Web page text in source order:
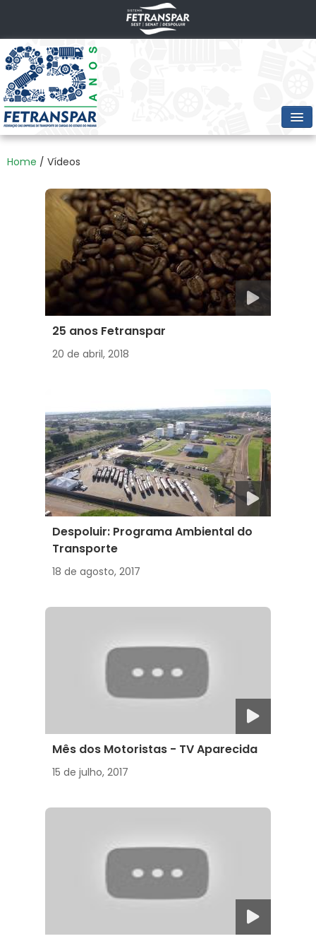
HISTÓRICO
Home / Vídeos
25 anos Fetranspar
20 de abril, 2018
Despoluir: Programa Ambiental do
Transporte
18 de agosto, 2017
Mês dos Motoristas - TV Aparecida
15 de julho, 2017